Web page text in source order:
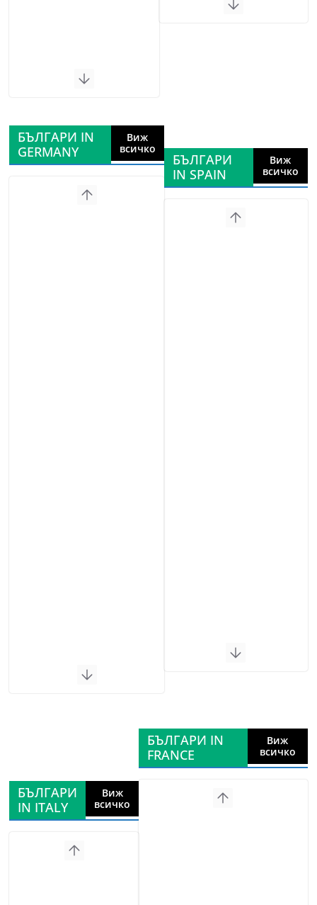
БЪЛГАРИ IN
GERMANY
Виж
всичко
БЪЛГАРИ
IN SPAIN
Виж
всичко
БЪЛГАРИ
IN ITALY
Виж
всичко
БЪЛГАРИ IN
FRANCE
Виж
всичко